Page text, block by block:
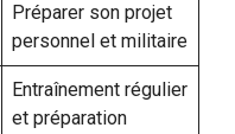
Préparer son projet
personnel et militaire
Entraînement régulier
et préparation